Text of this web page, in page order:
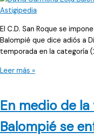
El C.D. San Roque se
Balompié que dice adiós a
temporada en la categoría
El
desciende
a
Leer más »
En medio de
Balompié se